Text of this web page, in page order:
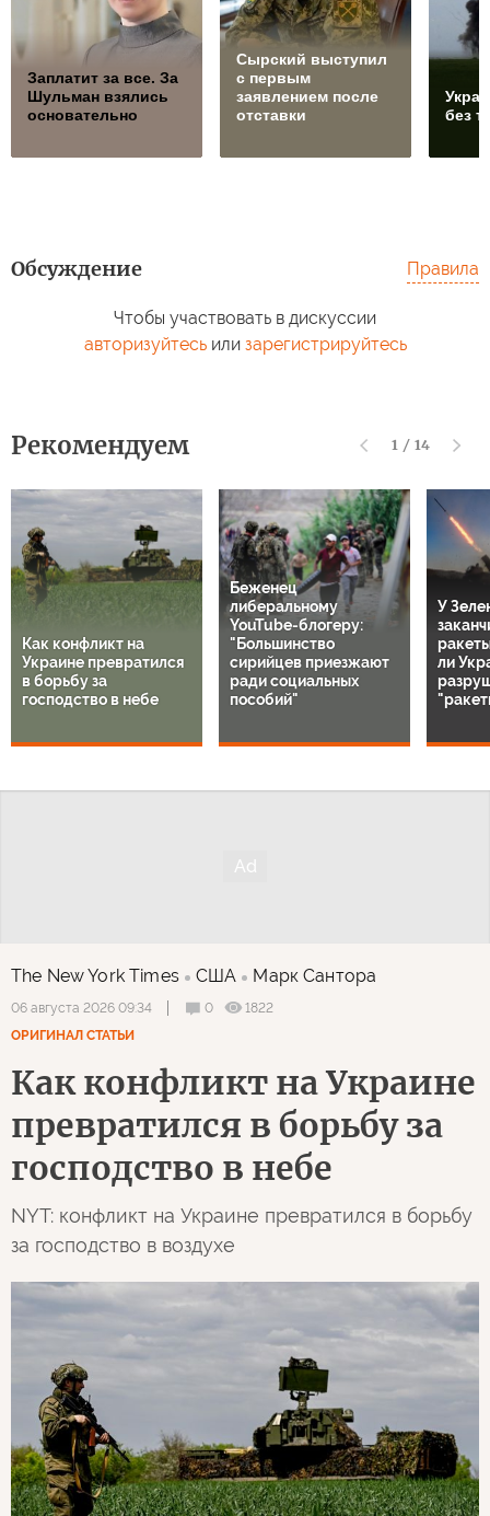
Заплатит за все. За
Шульман взялись
основательно
Сырский выступил
с первым
заявлением после
отставки
без
Обсуждение Правила
Чтобы участвовать в дискуссии
авторизуйтесьили зарегистрируйтесь
Рекомендуем 1 / 14
Как конфликт на
Украине превратился
в борьбу за
господство в небе
Беженец
либеральному
YouTube-блогеру:
"Большинство
сирийцев приезжают
ради социальных
пособий"
У
ли
The New York Times США Марк Сантора
06 августа 2026 09:34 0
1822
ОРИГИНАЛ СТАТЬИ
Как конфликт на Украине
превратился в борьбу за
господство в небе
NYT: конфликт на Украине превратился в борьбу
за господство в воздухе